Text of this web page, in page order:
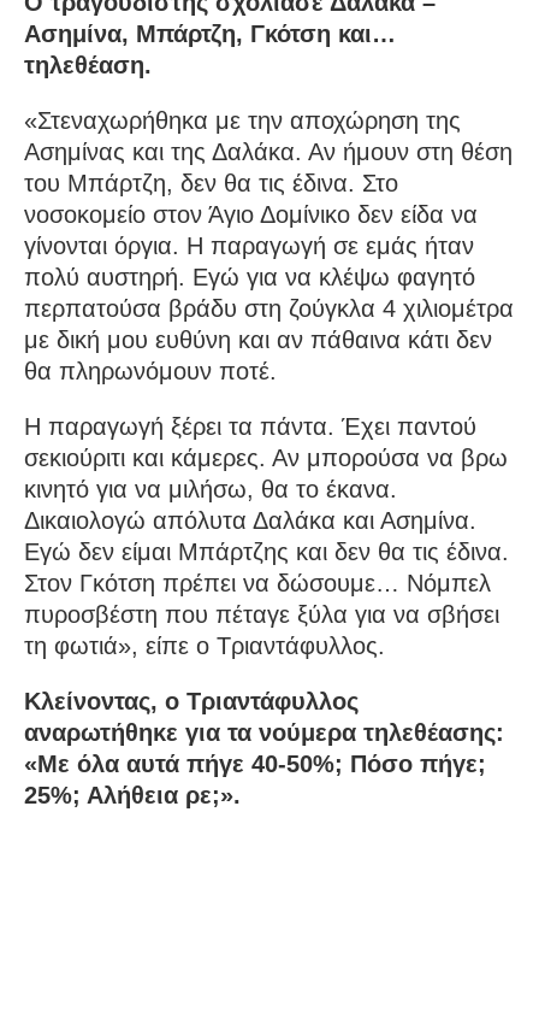
Ασημίνα, Μπάρτζη, Γκότση και…
τηλεθέαση.
«Στεναχωρήθηκα με την αποχώρηση της
Ασημίνας και της Δαλάκα. Αν ήμουν στη θέση
του Μπάρτζη, δεν θα τις έδινα. Στο
νοσοκομείο στον Άγιο Δομίνικο δεν είδα να
γίνονται όργια. Η παραγωγή σε εμάς ήταν
πολύ αυστηρή. Εγώ για να κλέψω φαγητό
περπατούσα βράδυ στη ζούγκλα 4 χιλιομέτρα
με δική μου ευθύνη και αν πάθαινα κάτι δεν
θα πληρωνόμουν ποτέ.
Η παραγωγή ξέρει τα πάντα. Έχει παντού
σεκιούριτι και κάμερες. Αν μπορούσα να βρω
κινητό για να μιλήσω, θα το έκανα.
Δικαιολογώ απόλυτα Δαλάκα και Ασημίνα.
Εγώ δεν είμαι Μπάρτζης και δεν θα τις έδινα.
Στον Γκότση πρέπει να δώσουμε… Νόμπελ
πυροσβέστη που πέταγε ξύλα για να σβήσει
τη φωτιά», είπε ο Τριαντάφυλλος.
Κλείνοντας, ο Τριαντάφυλλος
αναρωτήθηκε για τα νούμερα τηλεθέασης:
«Με όλα αυτά πήγε 40-50%; Πόσο πήγε;
25%; Αλήθεια ρε;».